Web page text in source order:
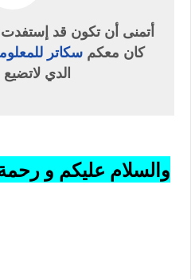
أتمنى أن تكون قد
كان معكمسكاتر
الدي لاتضيع
والسلام عليكم و رحمة